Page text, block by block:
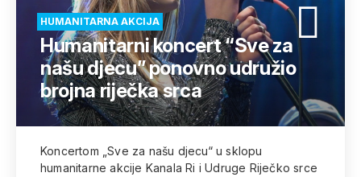
HUMANITARNA AKCIJA
Humanitarni koncert “Sve za
našu djecu” ponovno udružio
brojna riječka srca
Koncertom „Sve za našu djecu“ u sklopu
humanitarne akcije Kanala Ri i Udruge Riječko srce